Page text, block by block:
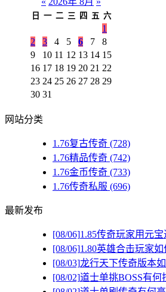
日 一 二 三 四 五 六
1
2
3 4 5 6 7
8
9
10 11 12 13 14 15
16 17 18 19 20 21 22
23 24 25 26 27 28 29
30 31
网站分类
1.76复古传奇 (728)
1.76精品传奇 (742)
1.76金币传奇 (733)
1.76传奇私服 (696)
最新发布
[08/06]1.85传奇玩家用元
[08/06]1.80英雄合击玩家
[08/03]龙行天下传奇版本
[08/02]道士单挑BOSS有何